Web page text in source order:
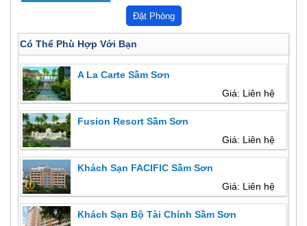
Có Thể Phù Hợp Với Bạn
A La Carte Sầm Sơn
Giá: Liên hệ
Fusion Resort Sầm Sơn
Giá: Liên hệ
Khách Sạn FACIFIC Sầm Sơn
Giá: Liên hệ
Khách Sạn Bộ Tài Chính Sầm Sơn